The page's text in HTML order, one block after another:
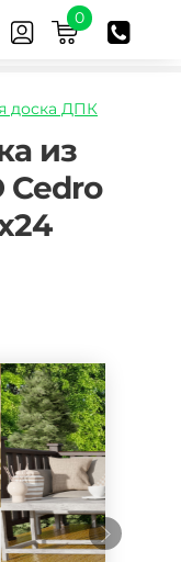
0
доска ДПК
normal/
из
Cedro